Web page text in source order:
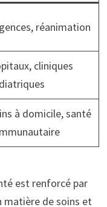
réanimation
cliniques
à domicile, santé
est renforcé par
matière de soins et